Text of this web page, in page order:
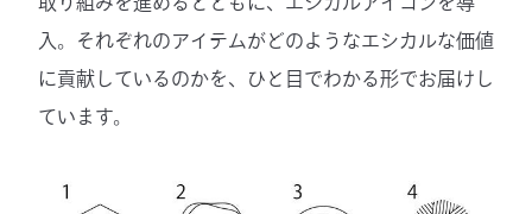
入。それぞれのアイテムがどのようなエシカルな価値
に貢献しているのかを、ひと目でわかる形でお届けし
ています。